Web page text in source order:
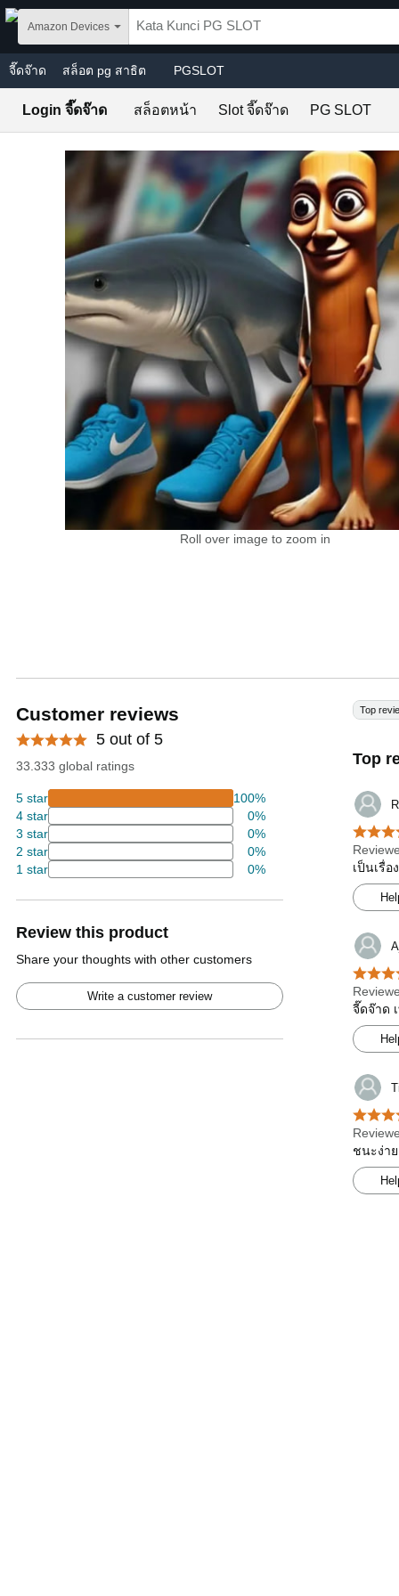
Skip to main content
Amazon Devices
จี๊ดจ๊าด สล็อต pg สาธิต PGSLOT
Login จี๊ดจ๊าด สล็อตหน้า Slot จี๊ดจ๊าด PG SLOT
Roll over image to zoom in
Customer reviews
5 out of 5
33.333 global ratings
5 star
100%
4 star
0%
3 star
0%
2 star
0%
1 star
0%
Review this product
Share your thoughts with other customers
Write a customer review
Top
Top
เป็นเรื่
จี๊ดจ๊าด
ชนะง่า